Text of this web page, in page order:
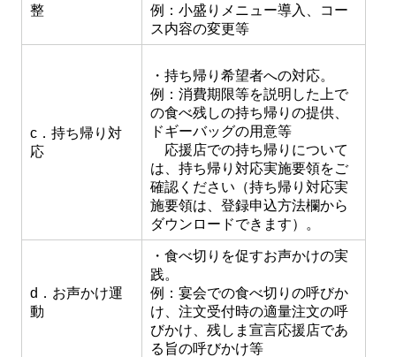
整
例：小盛りメニュー導入、コー
ス内容の変更等
c．持ち帰り対
応
・持ち帰り希望者への対応。
例：消費期限等を説明した上で
の食べ残しの持ち帰りの提供、
ドギーバッグの用意等
応援店での持ち帰りについて
は、持ち帰り対応実施要領をご
確認ください（持ち帰り対応実
施要領は、登録申込方法欄から
ダウンロードできます）。
d．お声かけ運
動
・食べ切りを促すお声かけの実
践。
例：宴会での食べ切りの呼びか
け、注文受付時の適量注文の呼
びかけ、残しま宣言応援店であ
る旨の呼びかけ等